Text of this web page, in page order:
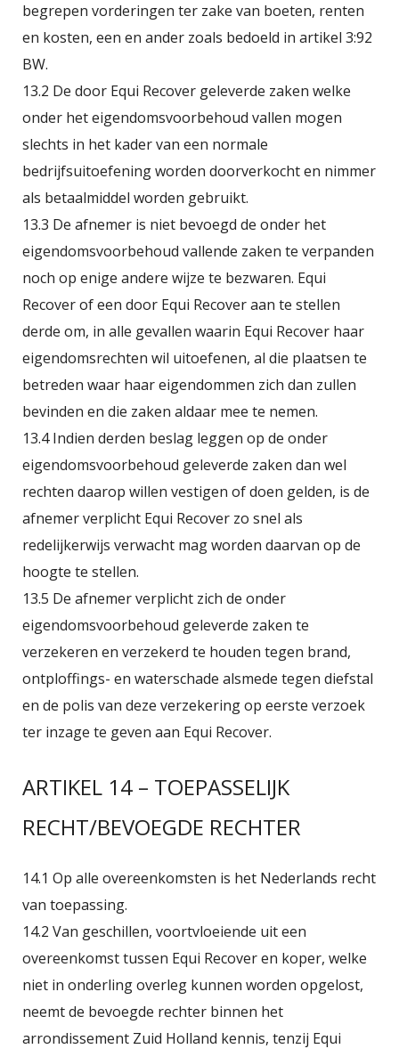
begrepen vorderingen ter zake van boeten, renten
en kosten, een en ander zoals bedoeld in artikel 3:92
BW.
13.2 De door Equi Recover geleverde zaken welke
onder het eigendomsvoorbehoud vallen mogen
slechts in het kader van een normale
bedrijfsuitoefening worden doorverkocht en nimmer
als betaalmiddel worden gebruikt.
13.3 De afnemer is niet bevoegd de onder het
eigendomsvoorbehoud vallende zaken te verpanden
noch op enige andere wijze te bezwaren. Equi
Recover of een door Equi Recover aan te stellen
derde om, in alle gevallen waarin Equi Recover haar
eigendomsrechten wil uitoefenen, al die plaatsen te
betreden waar haar eigendommen zich dan zullen
bevinden en die zaken aldaar mee te nemen.
13.4 Indien derden beslag leggen op de onder
eigendomsvoorbehoud geleverde zaken dan wel
rechten daarop willen vestigen of doen gelden, is de
afnemer verplicht Equi Recover zo snel als
redelijkerwijs verwacht mag worden daarvan op de
hoogte te stellen.
13.5 De afnemer verplicht zich de onder
eigendomsvoorbehoud geleverde zaken te
verzekeren en verzekerd te houden tegen brand,
ontploffings- en waterschade alsmede tegen diefstal
en de polis van deze verzekering op eerste verzoek
ter inzage te geven aan Equi Recover.
ARTIKEL 14 – TOEPASSELIJK
RECHT/BEVOEGDE RECHTER
14.1 Op alle overeenkomsten is het Nederlands recht
van toepassing.
14.2 Van geschillen, voortvloeiende uit een
overeenkomst tussen Equi Recover en koper, welke
niet in onderling overleg kunnen worden opgelost,
neemt de bevoegde rechter binnen het
arrondissement Zuid Holland kennis, tenzij Equi